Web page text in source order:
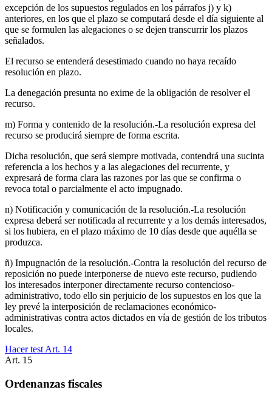
excepción de los supuestos regulados en los párrafos j) y k)
anteriores, en los que el plazo se computará desde el día siguiente al
que se formulen las alegaciones o se dejen transcurrir los plazos
señalados.
El recurso se entenderá desestimado cuando no haya recaído
resolución en plazo.
La denegación presunta no exime de la obligación de resolver el
recurso.
m) Forma y contenido de la resolución.-La resolución expresa del
recurso se producirá siempre de forma escrita.
Dicha resolución, que será siempre motivada, contendrá una sucinta
referencia a los hechos y a las alegaciones del recurrente, y
expresará de forma clara las razones por las que se confirma o
revoca total o parcialmente el acto impugnado.
n) Notificación y comunicación de la resolución.-La resolución
expresa deberá ser notificada al recurrente y a los demás interesados,
si los hubiera, en el plazo máximo de 10 días desde que aquélla se
produzca.
ñ) Impugnación de la resolución.-Contra la resolución del recurso de
reposición no puede interponerse de nuevo este recurso, pudiendo
los interesados interponer directamente recurso contencioso-
administrativo, todo ello sin perjuicio de los supuestos en los que la
ley prevé la interposición de reclamaciones económico-
administrativas contra actos dictados en vía de gestión de los tributos
locales.
Hacer test Art. 14
Art. 15
Ordenanzas fiscales